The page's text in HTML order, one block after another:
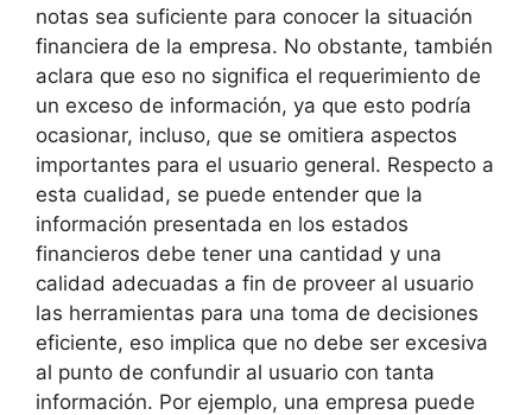
notas sea suficiente para conocer la situación
financiera de la empresa. No obstante, también
aclara que eso no significa el requerimiento de
un exceso de información, ya que esto podría
ocasionar, incluso, que se omitiera aspectos
importantes para el usuario general. Respecto a
esta cualidad, se puede entender que la
información presentada en los estados
financieros debe tener una cantidad y una
calidad adecuadas a fin de proveer al usuario
las herramientas para una toma de decisiones
eficiente, eso implica que no debe ser excesiva
al punto de confundir al usuario con tanta
información. Por ejemplo, una empresa puede